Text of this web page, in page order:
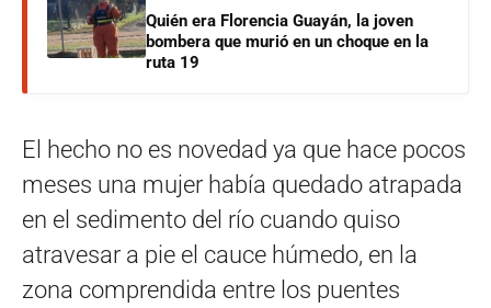
Quién era Florencia Guayán, la joven
bombera que murió en un choque en la
ruta 19
El hecho no es novedad ya que hace pocos
meses una mujer había quedado atrapada
en el sedimento del río cuando quiso
atravesar a pie el cauce húmedo, en la
zona comprendida entre los puentes